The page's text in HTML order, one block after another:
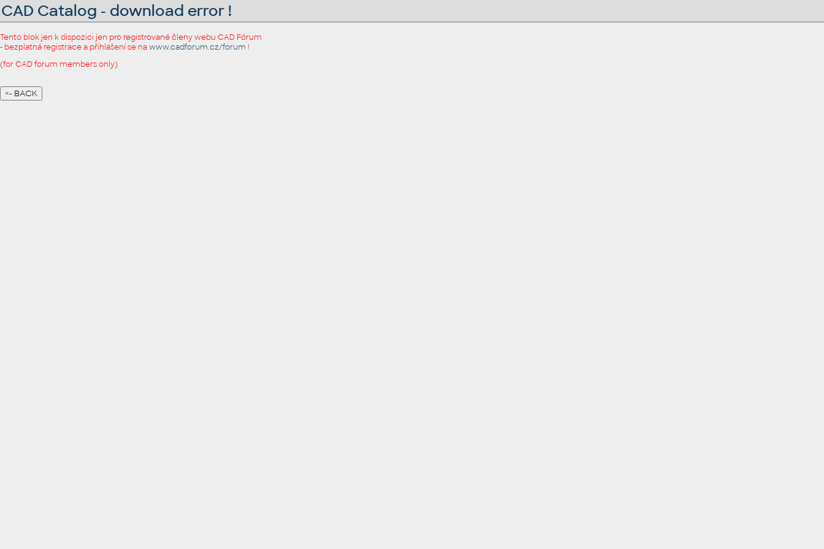
CAD Catalog - download error !
Tento blok jen k dispozici jen pro registrované členy webu CAD Fórum
- bezplatná registrace a přihlášení se nawww.cadforum.cz/forum !
(for CAD forum members only)